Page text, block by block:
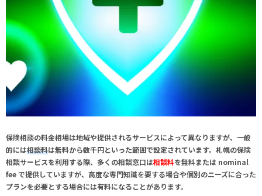
保険相談の料金相場は地域や提供されるサービスによって異なりますが、一般
的には相談料は無料から数千円といった範囲で設定されています。札幌の保険
相談サービスを利用する際、多くの相談窓口は相談料を無料または nominal
fee で提供していますが、高度な専門知識を要する場合や個別のニーズに合った
プランを必要とする場合には有料になることがあります。